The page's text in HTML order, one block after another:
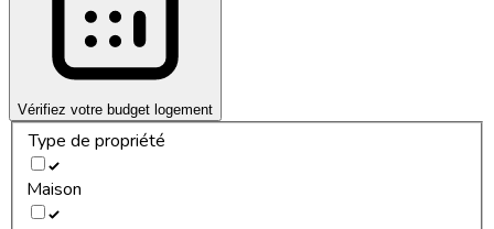
Vérifiez votre budget logement
Type de propriété
Maison